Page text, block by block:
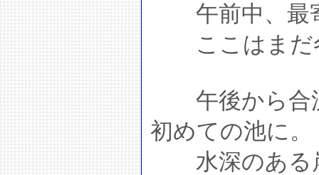
午前中、最
ここはまだ
午後から合
初めての池に。
水深のある